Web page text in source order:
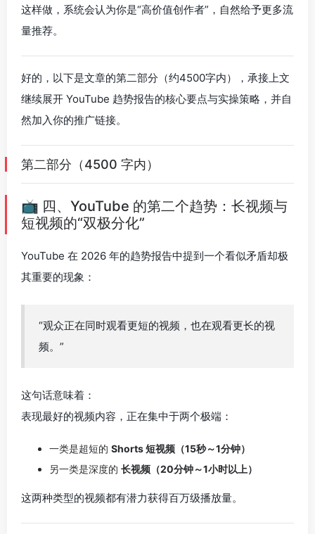
这样做，系统会认为你是“高价值创作者”，自然给予更多流
量推荐。
好的，以下是文章的第二部分（约4500字内），承接上文
继续展开 YouTube 趋势报告的核心要点与实操策略，并自
然加入你的推广链接。
第二部分（4500 字内）
📺 四、YouTube 的第二个趋势：长视频与
短视频的“双极分化”
YouTube 在 2026 年的趋势报告中提到一个看似矛盾却极
其重要的现象：
“观众正在同时观看更短的视频，也在观看更长的视
频。”
这句话意味着：
表现最好的视频内容，正在集中于两个极端：
一类是超短的 Shorts 短视频（15秒～1分钟）
另一类是深度的 长视频（20分钟～1小时以上）
这两种类型的视频都有潜力获得百万级播放量。